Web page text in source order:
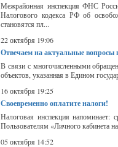
Межрайонная инспекция ФНС
Налогового кодекса РФ об
становятся пл...
22 октября 19:06
Отвечаем на актуальные вопросы
В связи с многочисленными
объектов, указанная в Едином
16 октября 19:25
Своевременно оплатите налоги!
Налоговая инспекция напоминает:
Пользователям «Личного кабинета
05 октября 14:52